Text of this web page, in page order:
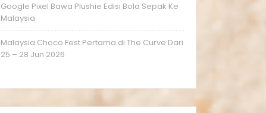
Google Pixel Bawa Plushie Edisi Bola Sepak Ke
Malaysia
Malaysia Choco Fest Pertama di The Curve Dari
25 – 28 Jun 2026